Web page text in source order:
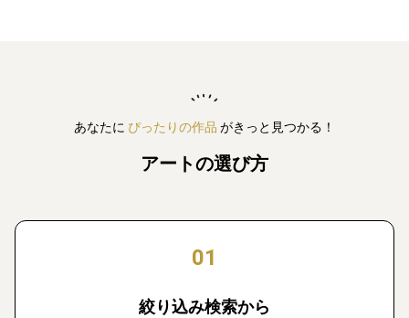
あなたに ぴったりの作品 がきっと見つかる！
アートの選び方
01
絞り込み検索から